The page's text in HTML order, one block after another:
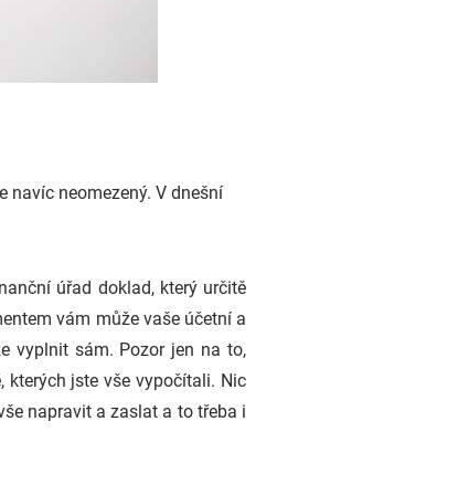
navíc neomezený. V dnešní
úřad doklad, který určitě
vám může vaše účetní a
vyplnit sám. Pozor jen na to,
kterých jste vše vypočítali. Nic
napravit a zaslat a to třeba i